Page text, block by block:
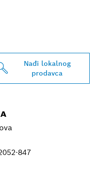
Nađi lokalnog
prodavca
847